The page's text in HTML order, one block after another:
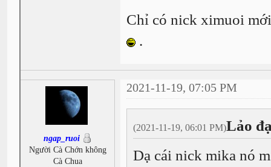
Chỉ có nick ximuoi
.
ngap_ruoi
Người Cà Chớn không
Cà Chua
2021-11-19, 07:05 PM
(2021-11-19, 06:01 PM)Lảo
Dạ cái nick mika nó